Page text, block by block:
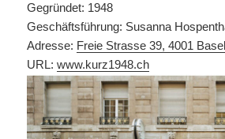
Gegründet: 1948
Geschäftsführung: Susanna
Adresse: Freie Strasse 39, 4001 Basel
URL:www.kurz1948.ch